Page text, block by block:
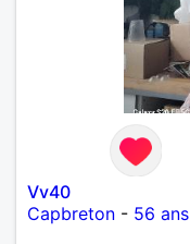
Vv40
Capbreton - 56 ans